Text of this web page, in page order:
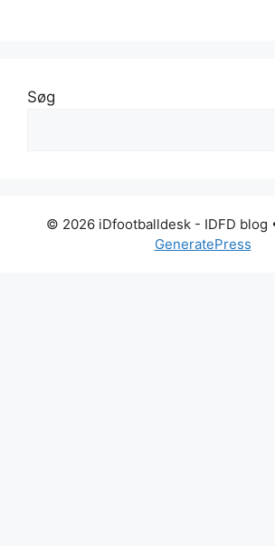
Søg
© 2026 iDfootballdesk - IDFD blog
GeneratePress